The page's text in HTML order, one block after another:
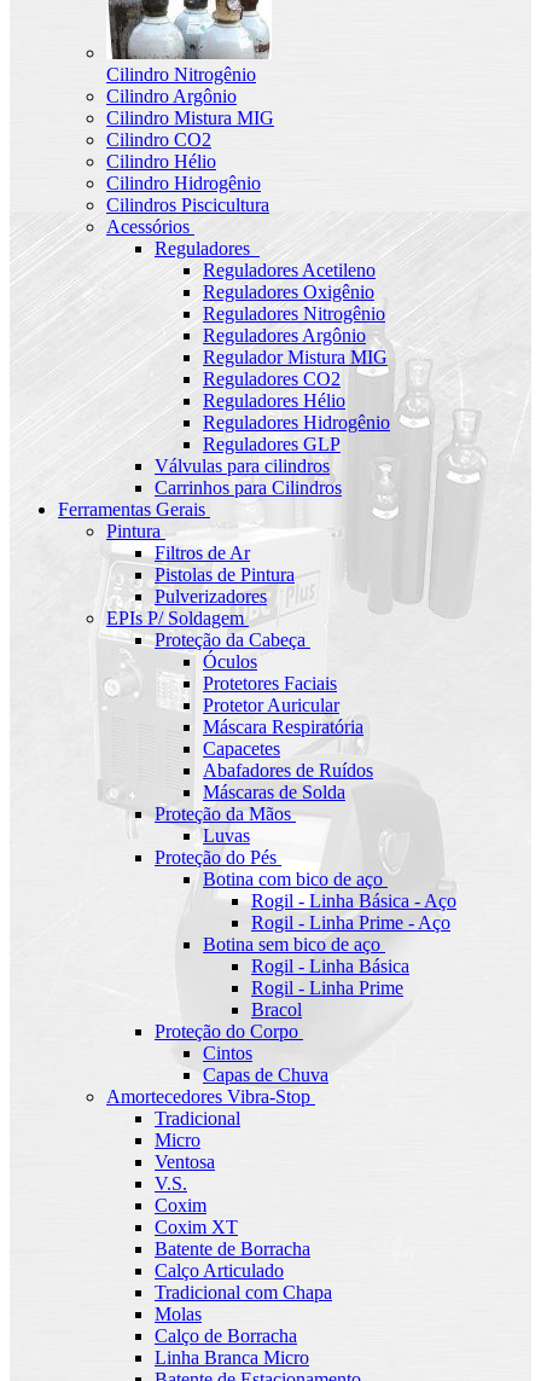
Cilindro Nitrogênio
Cilindro Argônio
Cilindro Mistura MIG
Cilindro CO2
Cilindro Hélio
Cilindro Hidrogênio
Cilindros Piscicultura
Acessórios
Reguladores
Reguladores Acetileno
Reguladores Oxigênio
Reguladores Nitrogênio
Reguladores Argônio
Regulador Mistura MIG
Reguladores CO2
Reguladores Hélio
Reguladores Hidrogênio
Reguladores GLP
Válvulas para cilindros
Carrinhos para Cilindros
Ferramentas Gerais
Pintura
Filtros de Ar
Pistolas de Pintura
Pulverizadores
EPIs P/ Soldagem
Proteção da Cabeça
Óculos
Protetores Faciais
Protetor Auricular
Máscara Respiratória
Capacetes
Abafadores de Ruídos
Máscaras de Solda
Proteção da Mãos
Luvas
Proteção do Pés
Botina com bico de aço
Rogil - Linha Básica - Aço
Rogil - Linha Prime - Aço
Botina sem bico de aço
Rogil - Linha Básica
Rogil - Linha Prime
Bracol
Proteção do Corpo
Cintos
Capas de Chuva
Amortecedores Vibra-Stop
Tradicional
Micro
Ventosa
V.S.
Coxim
Coxim XT
Batente de Borracha
Calço Articulado
Tradicional com Chapa
Molas
Calço de Borracha
Linha Branca Micro